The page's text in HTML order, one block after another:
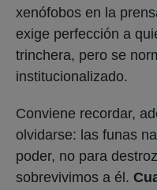
xenófobos en la
exige perfección a
trinchera, pero se
institucionalizado.
Conviene recordar,
olvidarse: las funas
poder, no para
sobrevivimos a él.